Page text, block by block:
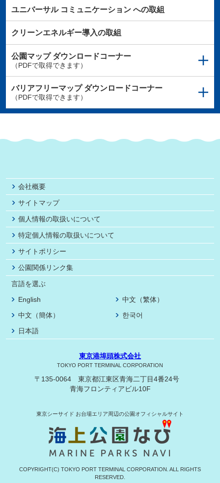
ユニバーサルコミュニケーションへの取組
クリーンエネルギー導入の取組
公園マップダウンロードコーナー
（PDFで取得できます）
バリアフリーマップダウンロードコーナー
（PDFで取得できます）
会社概要
サイトマップ
個人情報の取扱いについて
特定個人情報の取扱いについて
サイトポリシー
公園関係リンク集
言語を選ぶ
English
中文（繁体）
中文（簡体）
한국어
日本語
東京港埠頭株式会社
TOKYO PORT TERMINAL CORPORATION
〒135-0064 東京都江東区青海二丁目4番24号
青海フロンティアビル10F
東京シーサイド お台場エリア周辺の公園オフィシャルサイト
COPYRIGHT(C) TOKYO PORT TERMINAL CORPORATION. ALL RIGHTS
RESERVED.